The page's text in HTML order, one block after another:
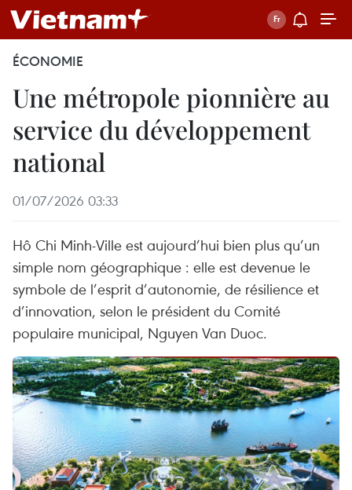
ÉCONOMIE
Une métropole pionnière au
service du développement
national
01/07/2026 03:33
Hô Chi Minh-Ville est aujourd’hui bien plus qu’un
simple nom géographique : elle est devenue le
symbole de l’esprit d’autonomie, de résilience et
d’innovation, selon le président du Comité
populaire municipal, Nguyen Van Duoc.